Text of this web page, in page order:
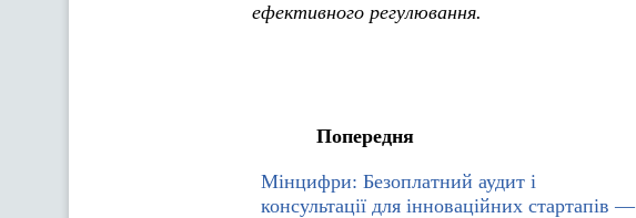
ефективного регулювання.
Попередня
Мінцифри: Безоплатний аудит і
консультації для інноваційних стартапів —